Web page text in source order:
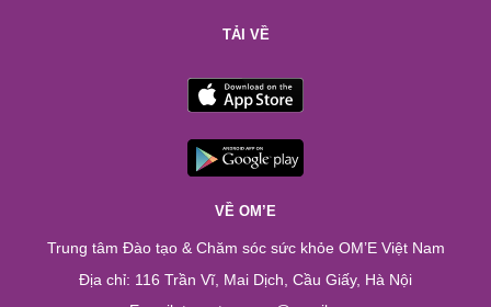
TẢI VỀ
VỀ OM’E
Trung tâm Đào tạo & Chăm sóc sức khỏe OM’E Việt Nam
Địa chỉ: 116 Trần Vĩ, Mai Dịch, Cầu Giấy, Hà Nội